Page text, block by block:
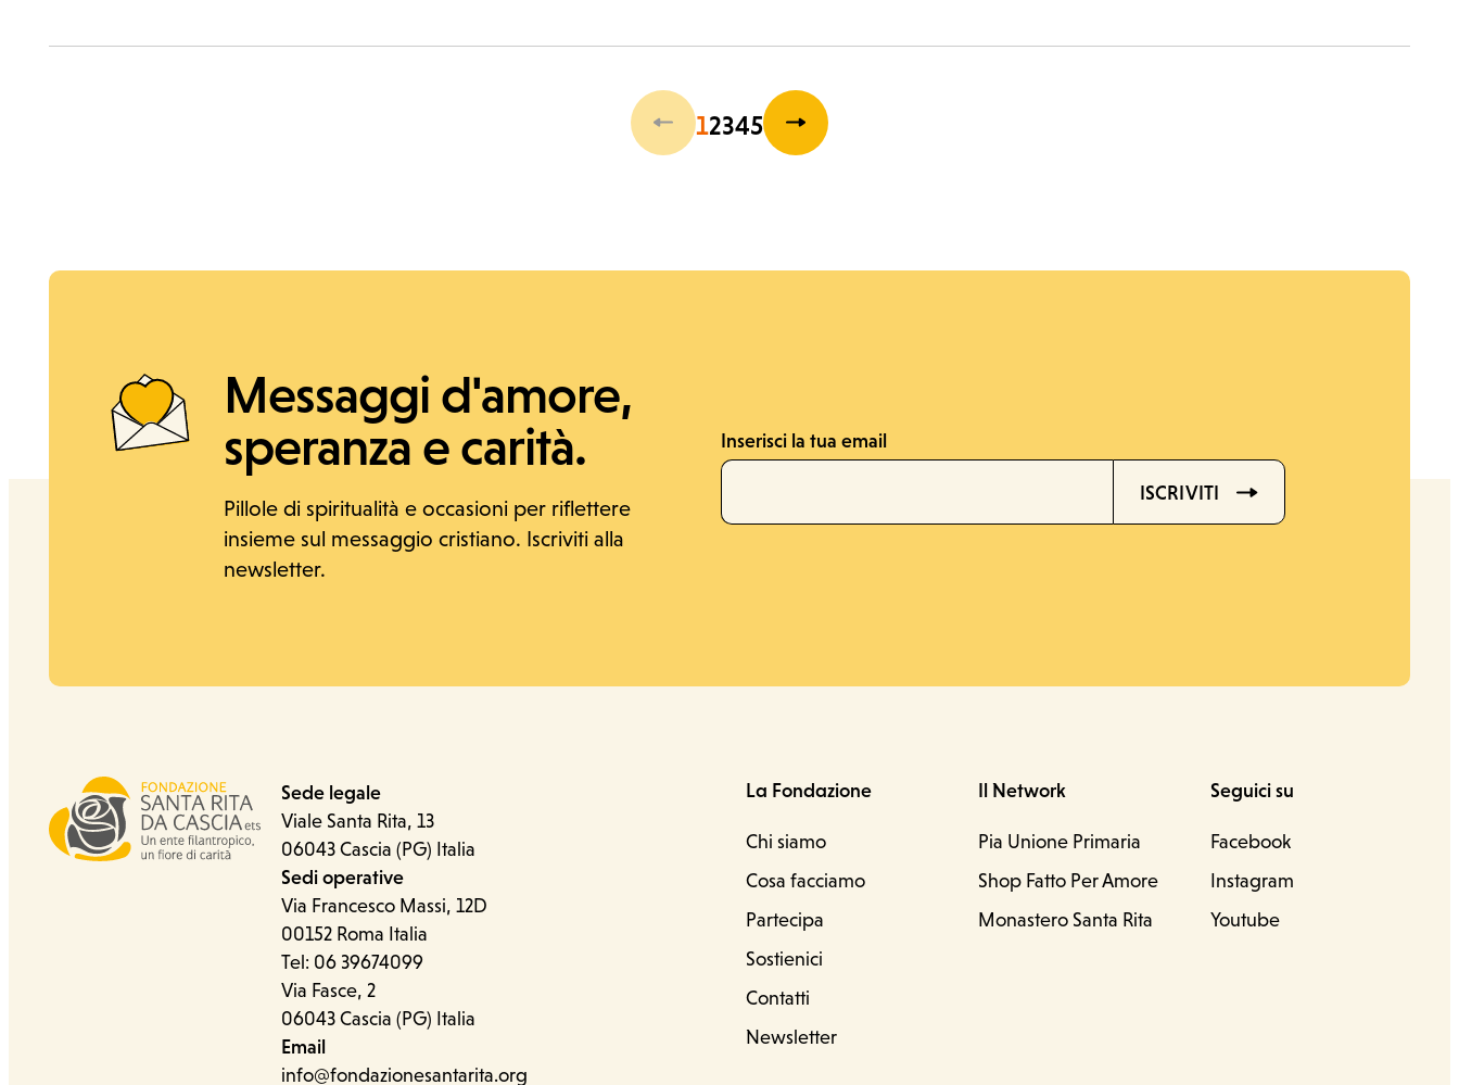
Ufficio stampa
12345
Messaggi d'amore,
speranza e carità.
Pillole di spiritualità e occasioni per riflettere
insieme sul messaggio cristiano. Iscriviti alla
newsletter.
Inserisci la tua email
ISCRIVITI
Sede legale
Viale Santa Rita, 13
06043 Cascia (PG) Italia
Sedi operative
Via Francesco Massi, 12D
00152 Roma Italia
Tel: 06 39674099
Via Fasce, 2
06043 Cascia (PG) Italia
Email
info@fondazionesantarita.org
La Fondazione
Chi siamo
Cosa facciamo
Partecipa
Sostienici
Contatti
Newsletter
Il Network
Pia Unione Primaria
Shop Fatto Per Amore
Monastero Santa Rita
Seguici su
Facebook
Instagram
Youtube